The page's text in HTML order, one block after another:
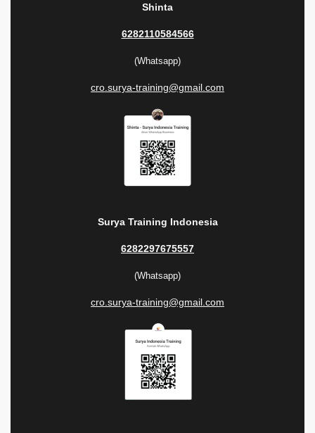
Shinta
6282110584566
(Whatsapp)
cro.surya-training@gmail.com
Surya Training Indonesia
6282297675557
(Whatsapp)
cro.surya-training@gmail.com